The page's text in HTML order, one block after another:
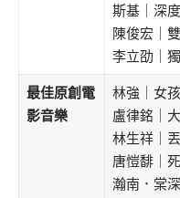
斯基｜深
陳俊宏｜
李立劭｜
最佳原創電
影音樂
林強｜女孩
盧律銘｜
林生祥｜
唐愷馡｜
瀚南．棠